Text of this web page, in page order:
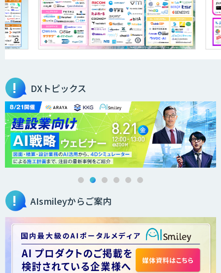
AI×RPAソリューション
RPAラーニング
RPA定型業務ロボット自動化ソリューシ
ョン UiPath/Automate
RPA管理ソリューション「BPA1」
紙帳票業務自動化ソリューション
「BPA2」
DXトピックス
AIsmileyからご案内